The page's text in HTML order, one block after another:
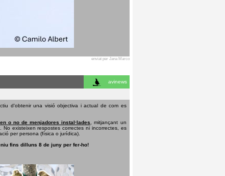
enviat per Jana Marco
avinews
d'obtenir una visió objectiva i actual de com es
o no de menjadores instal·lades, mitjançant un
existeixen respostes correctes ni incorrectes, es
per persona (física o jurídica).
fins dilluns 8 de juny per fer-ho!